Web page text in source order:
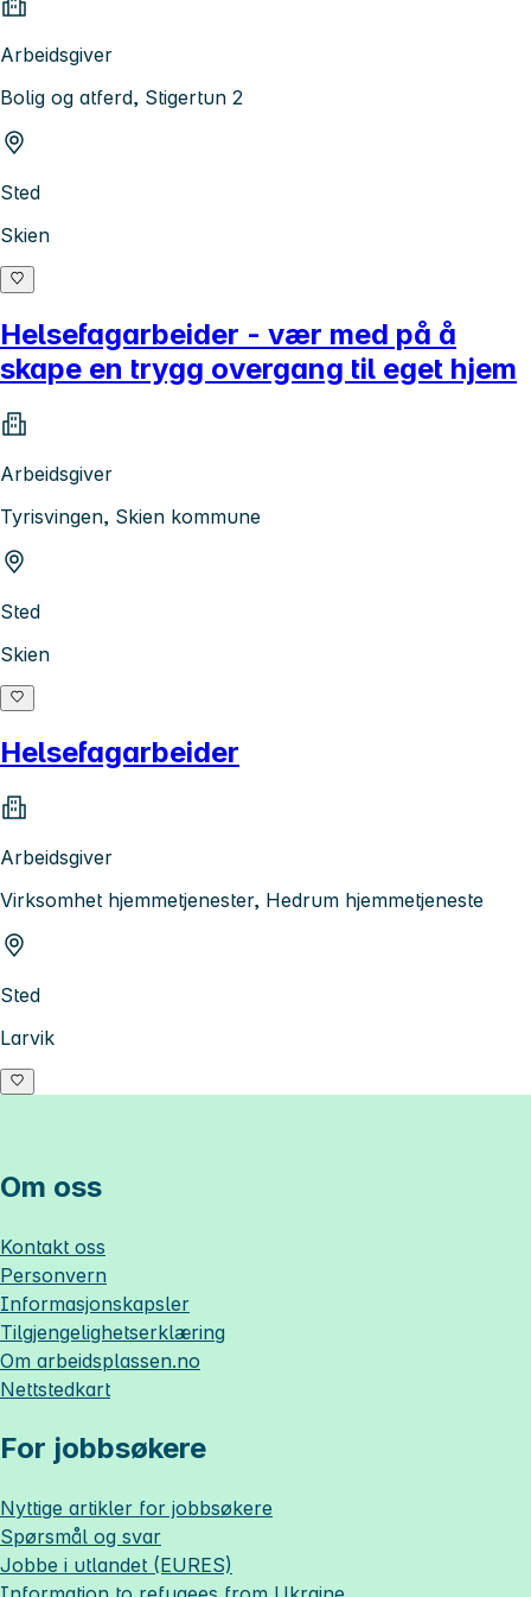
Arbeidsgiver
Bolig og atferd, Stigertun 2
Sted
Skien
Helsefagarbeider - vær med på å
skape en trygg overgang til eget hjem
Arbeidsgiver
Tyrisvingen, Skien kommune
Sted
Skien
Helsefagarbeider
Arbeidsgiver
Virksomhet hjemmetjenester, Hedrum hjemmetjeneste
Sted
Larvik
Om oss
Kontakt oss
Personvern
Informasjonskapsler
Tilgjengelighetserklæring
Om arbeidsplassen.no
Nettstedkart
For jobbsøkere
Nyttige artikler for jobbsøkere
Spørsmål og svar
Jobbe i utlandet (EURES)